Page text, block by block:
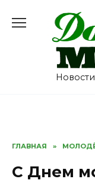
содержанию
ГЛАВНАЯ »
С Днем